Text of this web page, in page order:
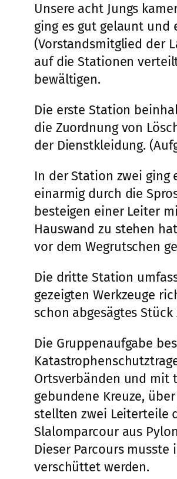
Unsere acht Jungs
ging es gut gelaunt und
(Vorstandsmitglied der
auf die Stationen
bewältigen.
Die erste Station
die Zuordnung von
der Dienstkleidung.
In der Station zwei ging
einarmig durch die
besteigen einer Leiter
Hauswand zu stehen
vor dem Wegrutschen
Die dritte Station
gezeigten Werkzeuge
schon abgesägtes
Die Gruppenaufgabe
Ortsverbänden und mit
gebundene Kreuze,
stellten zwei Leiterteile
Slalomparcour aus
Dieser Parcours
verschüttet werden.